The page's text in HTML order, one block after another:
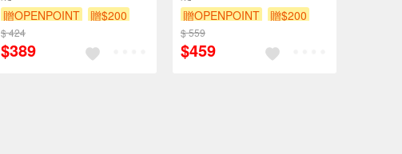
贈OPENPOINT
贈$200
$ 424
$389
贈OPENPOINT
贈$200
$ 559
$459